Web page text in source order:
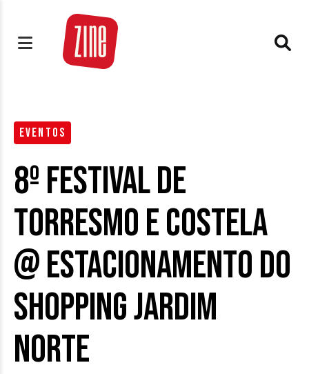
EVENTOS
8º Festival de
Torresmo e Costela
@ estacionamento do
Shopping Jardim
Norte